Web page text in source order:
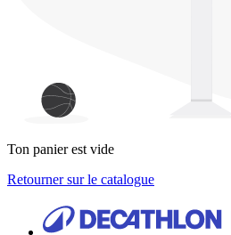
Ton panier est vide
Retourner sur le catalogue